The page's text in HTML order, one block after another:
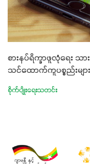
စားနပ်ရိက္ခာဖူလုံရေး သ
သင်ထောက်ကူပစ္စည်းများ
စိုက်ပျိုးရေးသတင်း